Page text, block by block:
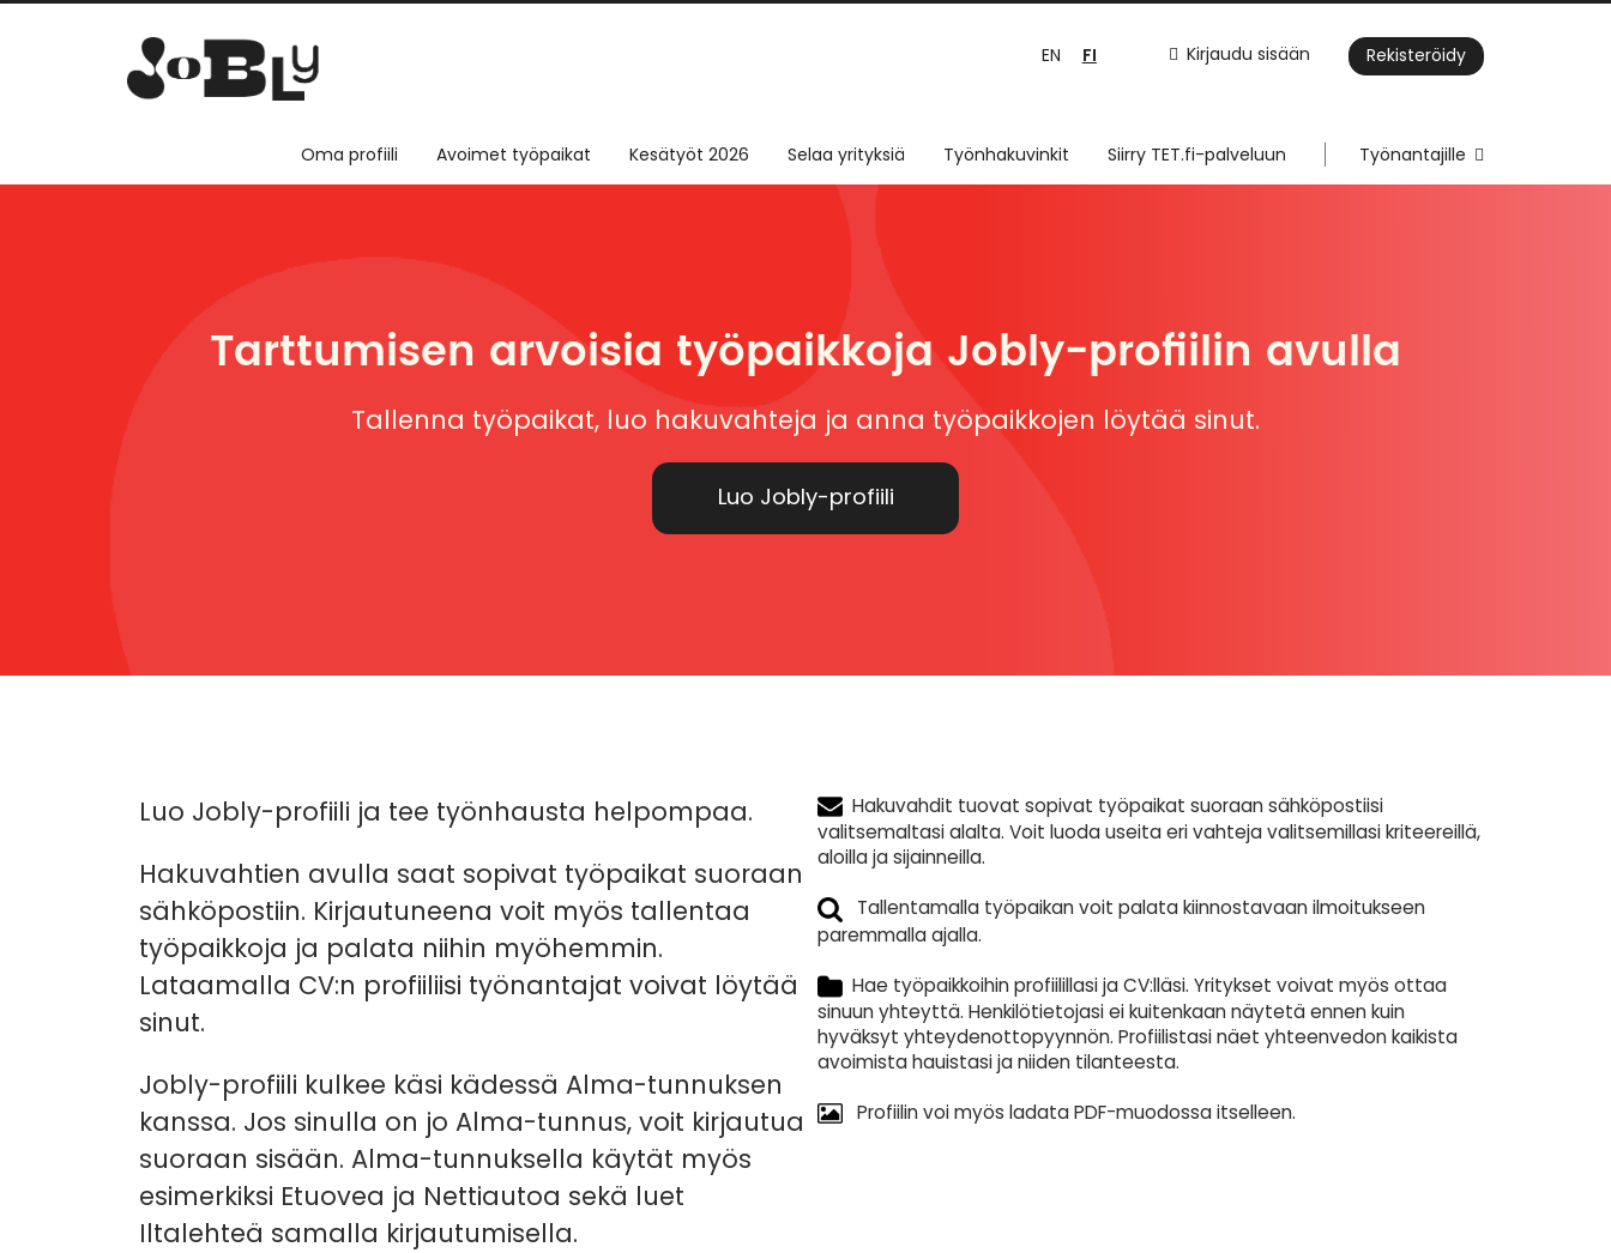
Kirjaudu sisään Rekisteröidy
EN FI
Oma profiili Avoimet työpaikat Kesätyöt 2026 Selaa yrityksiä Työnhakuvinkit Siirry TET.fi-palveluun Työnantajille
Tarttumisen arvoisia työpaikkoja Jobly-profiilin avulla
Tallenna työpaikat, luo hakuvahteja ja anna työpaikkojen löytää sinut.
Luo Jobly-profiili
Luo Jobly-profiili ja tee työnhausta helpompaa.
Hakuvahtien avulla saat sopivat työpaikat suoraan
sähköpostiin. Kirjautuneena voit myös tallentaa
työpaikkoja ja palata niihin myöhemmin.
Lataamalla CV:n profiiliisi työnantajat voivat löytää
sinut.
Jobly-profiili kulkee käsi kädessä Alma-tunnuksen
kanssa. Jos sinulla on jo Alma-tunnus, voit kirjautua
suoraan sisään. Alma-tunnuksella käytät myös
esimerkiksi Etuovea ja Nettiautoa sekä luet
Iltalehteä samalla kirjautumisella.
Hakuvahdit tuovat sopivat työpaikat suoraan sähköpostiisi
valitsemaltasi alalta. Voit luoda useita eri vahteja valitsemillasi kriteereillä,
aloilla ja sijainneilla.
Tallentamalla työpaikan voit palata kiinnostavaan ilmoitukseen
paremmalla ajalla.
Hae työpaikkoihin profiilillasi ja CV:lläsi. Yritykset voivat myös ottaa
sinuun yhteyttä. Henkilötietojasi ei kuitenkaan näytetä ennen kuin
hyväksyt yhteydenottopyynnön. Profiilistasi näet yhteenvedon kaikista
avoimista hauistasi ja niiden tilanteesta.
Profiilin voi myös ladata PDF-muodossa itselleen.